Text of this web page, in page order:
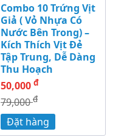
Combo 10 Trứng Vịt
Giả ( Vỏ Nhựa Có
Nước Bên Trong) –
Kích Thích Vịt Đẻ
Tập Trung, Dễ Dàng
Thu Hoạch
50,000 đ
79,000đ
Đặt hàng